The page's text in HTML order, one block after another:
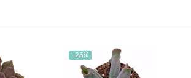
-25%